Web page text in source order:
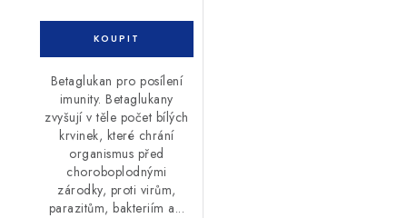
Betaglukan pro posílení
imunity. Betaglukany
zvyšují v těle počet bílých
krvinek, které chrání
organismus před
choroboplodnými
zárodky, proti virům,
parazitům, bakteriím a...